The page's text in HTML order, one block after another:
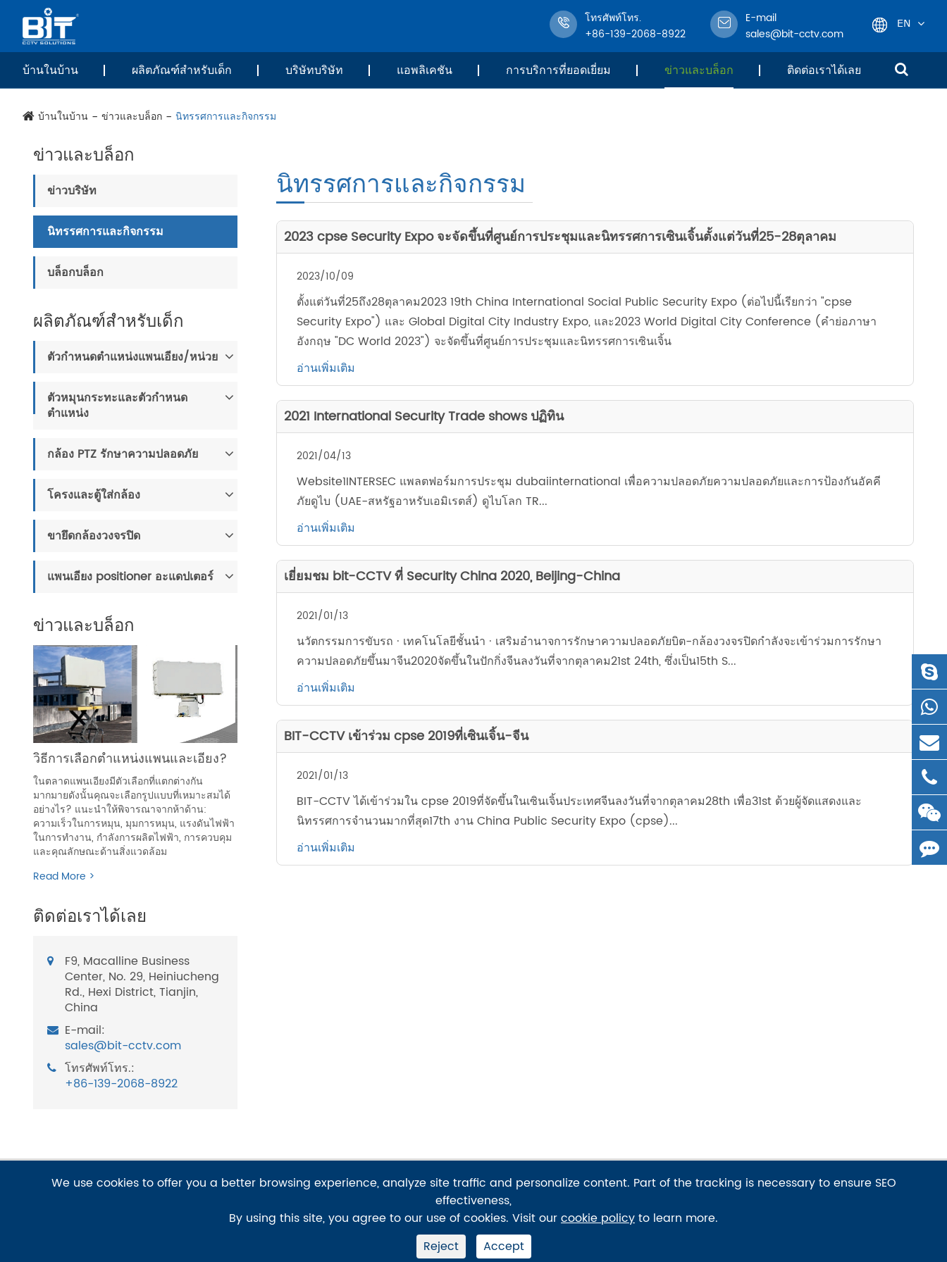
โทรศัพท์โทร.
+86-139-2068-8922
E-mail
sales@bit-cctv.com
EN
English
русский
tiếng việt
dansk
บ้านในบ้าน ผลิตภัณฑ์สำหรับเด็ก บริษัทบริษัท แอพลิเคชัน การบริการที่ยอดเยี่ยม ข่าวและบล็อก ติดต่อเราได้เลย
บ้านในบ้าน ข่าวและบล็อก นิทรรศการและกิจกรรม
ข่าวและบล็อก
ข่าวบริษัท
นิทรรศการและกิจกรรม
บล็อกบล็อก
ผลิตภัณฑ์สำหรับเด็ก
ตัวกำหนดตำแหน่งแพนเอียง/หน่วย
ตัวหมุนกระทะและตัวกำหนด
ตำแหน่ง
กล้อง PTZ รักษาความปลอดภัย
โครงและตู้ใส่กล้อง
ขายึดกล้องวงจรปิด
แพนเอียง positioner อะแดปเตอร์
ข่าวและบล็อก
วิธีการเลือกตำแหน่งแพนและเอียง?
ในตลาดแพนเอียงมีตัวเลือกที่แตกต่างกัน
มากมายดังนั้นคุณจะเลือกรูปแบบที่เหมาะสมได้
อย่างไร? แนะนำให้พิจารณาจากห้าด้าน:
ความเร็วในการหมุน, มุมการหมุน, แรงดันไฟฟ้า
ในการทำงาน, กำลังการผลิตไฟฟ้า, การควบคุม
และคุณลักษณะด้านสิ่งแวดล้อม
Read More >
ติดต่อเราได้เลย
F9, Macalline Business
Center, No. 29, Heiniucheng
Rd., Hexi District, Tianjin,
China
E-mail:
sales@bit-cctv.com
โทรศัพท์โทร.:
+86-139-2068-8922
นิทรรศการและกิจกรรม
2023 cpse Security Expo จะจัดขึ้นที่ศูนย์การประชุมและนิทรรศการเซินเจิ้นตั้งแต่วันที่25-28ตุลาคม
2023/10/09
ตั้งแต่วันที่25ถึง28ตุลาคม2023 19th China International Social Public Security Expo (ต่อไปนี้เรียกว่า "cpse
Security Expo") และ Global Digital City Industry Expo, และ2023 World Digital City Conference (คำย่อภาษา
อังกฤษ "DC World 2023") จะจัดขึ้นที่ศูนย์การประชุมและนิทรรศการเซินเจิ้น
อ่านเพิ่มเติม
2021 International Security Trade shows ปฏิทิน
2021/04/13
Website1INTERSEC แพลตฟอร์มการประชุม dubaiinternational เพื่อความปลอดภัยความปลอดภัยและการป้องกันอัคคี
ภัยดูไบ (UAE-สหรัฐอาหรับเอมิเรตส์) ดูไบโลก TR...
อ่านเพิ่มเติม
เยี่ยมชม bit-CCTV ที่ Security China 2020, Beijing-China
2021/01/13
นวัตกรรมการขับรถ · เทคโนโลยีชั้นนำ · เสริมอำนาจการรักษาความปลอดภัยบิต-กล้องวงจรปิดกำลังจะเข้าร่วมการรักษา
ความปลอดภัยขึ้นมาจีน2020จัดขึ้นในปักกิ่งจีนลงวันที่จากตุลาคม21st 24th, ซึ่งเป็น15th S...
อ่านเพิ่มเติม
BIT-CCTV เข้าร่วม cpse 2019ที่เซินเจิ้น-จีน
2021/01/13
BIT-CCTV ได้เข้าร่วมใน cpse 2019ที่จัดขึ้นในเซินเจิ้นประเทศจีนลงวันที่จากตุลาคม28th เพื่อ31st ด้วยผู้จัดแสดงและ
นิทรรศการจำนวนมากที่สุด17th งาน China Public Security Expo (cpse)...
อ่านเพิ่มเติม
แอพลิเคชัน บริษัทบริษัท การเชื่อมโยงอย่างรวดเร็ว
We use cookies to offer you a better browsing experience, analyze site traffic and personalize content. Part of the tracking is necessary to ensure SEO
effectiveness,
By using this site, you agree to our use of cookies. Visit ourcookie policyto learn more.
Reject
Accept